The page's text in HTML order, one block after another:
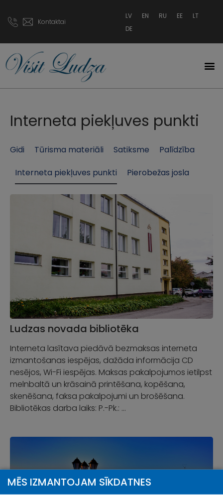
Kontaktai
LV EN RU EE
LT
DE
Interneta piekļuves punkti
Gidi Tūrisma materiāli Satiksme
Palīdzība
Interneta piekļuves punkti
Pierobežas josla
Ludzas novada bibliotēka
Interneta lasītava piedāvā bezmaksas interneta
izmantošanas iespējas, dažāda informācija CD
nesējos, Wi-Fi iespējas. Maksas pakalpojumos ietilpst
melnbaltā un krāsainā printēšana, kopēšana,
skenēšana, faksa pakalpojumi un brošēšana.
Bibliotēkas darba laiks: P.-Pk.: …
MĒS IZMANTOJAM SĪKDATNES